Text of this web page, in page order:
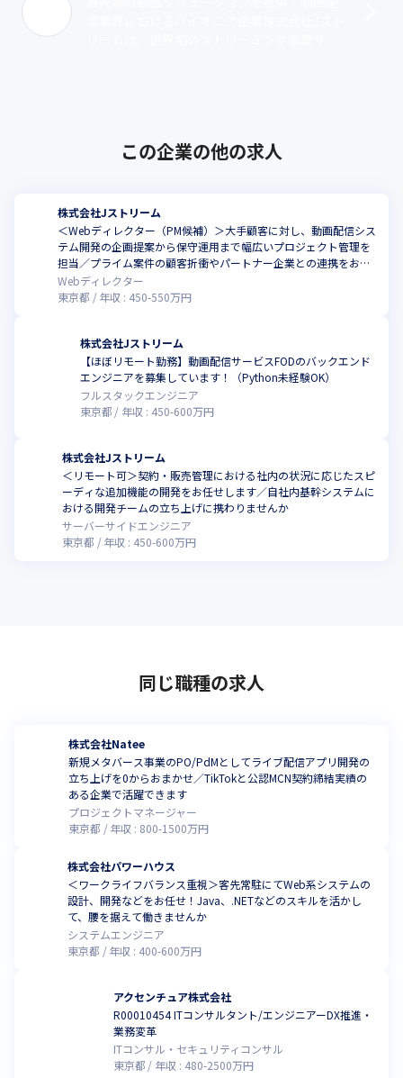
この企業の他の求人
株式会社Jストリーム
＜Webディレクター（PM候補）＞大手顧客に対し、動画配信シス
テム開発の企画提案から保守運用まで幅広いプロジェクト管理を
担当／プライム案件の顧客折衝やパートナー企業との連携をお任
せします
Webディレクター
東京都
年収 : 450-550万円
株式会社Jストリーム
【ほぼリモート勤務】動画配信サービスFODのバックエンド
エンジニアを募集しています！（Python未経験OK）
フルスタックエンジニア
東京都
年収 : 450-600万円
株式会社Jストリーム
＜リモート可＞契約・販売管理における社内の状況に応じたスピ
ーディな追加機能の開発をお任せします／自社内基幹システムに
おける開発チームの立ち上げに携わりませんか
サーバーサイドエンジニア
東京都
年収 : 450-600万円
同じ職種の求人
株式会社Natee
新規メタバース事業のPO/PdMとしてライブ配信アプリ開発の
立ち上げを0からおまかせ／TikTokと公認MCN契約締結実績の
ある企業で活躍できます
プロジェクトマネージャー
東京都
年収 : 800-1500万円
株式会社パワーハウス
＜ワークライフバランス重視＞客先常駐にてWeb系システムの
設計、開発などをお任せ！Java、.NETなどのスキルを活かし
て、腰を据えて働きませんか
システムエンジニア
東京都
年収 : 400-600万円
アクセンチュア株式会社
R00010454 ITコンサルタント/エンジニアーDX推進・
業務変革
ITコンサル・セキュリティコンサル
東京都
年収 : 480-2500万円